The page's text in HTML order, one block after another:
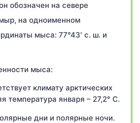
обозначен на севере
на одноименном
мыса: 77°43′ с. ш. и
мыса:
климату арктических
температура января – 27,2° C.
дни и полярные ночи.